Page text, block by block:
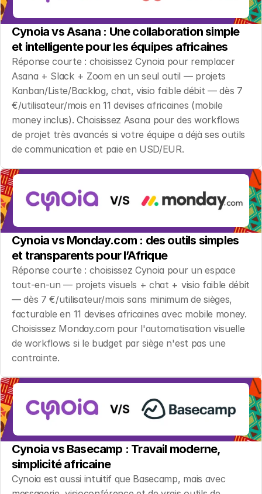
Cynoia vs Asana : Une collaboration simple
et intelligente pour les équipes africaines
Réponse courte : choisissez Cynoia pour remplacer
Asana + Slack + Zoom en un seul outil — projets
Kanban/Liste/Backlog, chat, visio faible débit — dès 7
€/utilisateur/mois en 11 devises africaines (mobile
money inclus). Choisissez Asana pour des workflows
de projet très avancés si votre équipe a déjà ses outils
de communication et paie en USD/EUR.
Cynoia vs Monday.com : des outils simples
et transparents pour l’Afrique
Réponse courte : choisissez Cynoia pour un espace
tout-en-un — projets visuels + chat + visio faible débit
— dès 7 €/utilisateur/mois sans minimum de sièges,
facturable en 11 devises africaines avec mobile money.
Choisissez Monday.com pour l'automatisation visuelle
de workflows si le budget par siège n'est pas une
contrainte.
Cynoia vs Basecamp : Travail moderne,
simplicité africaine
Cynoia est aussi intuitif que Basecamp, mais avec